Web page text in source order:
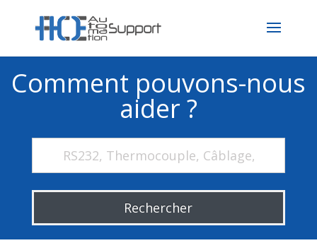
Comment pouvons-nous
aider ?
Rechercher